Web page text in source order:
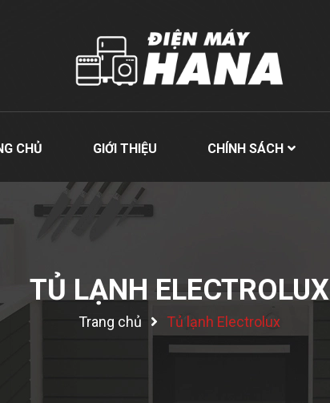
CHỦ GIỚI THIỆU CHÍNH SÁCH
TỦ LẠNH ELECTROLUX
Trang chủ Tủ lạnh Electrolux